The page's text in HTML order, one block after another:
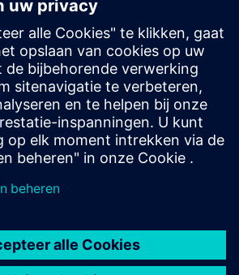
offerte? Na het verstrekken van
sturen wij u onmiddellijk een
naar uw e-mailadres.
offerte